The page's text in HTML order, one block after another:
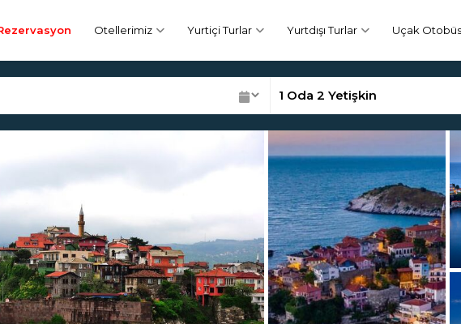
Otellerimiz Yurtiçi Turlar Yurtdışı Turlar Uçak
1 Oda 2 Yetişkin